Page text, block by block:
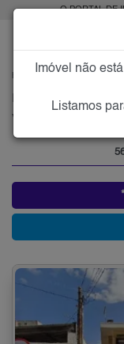
O PORTAL DE
Imóveis à Venda na
Vila Mazzei, Zona Norte
Imóvel não
Listamos